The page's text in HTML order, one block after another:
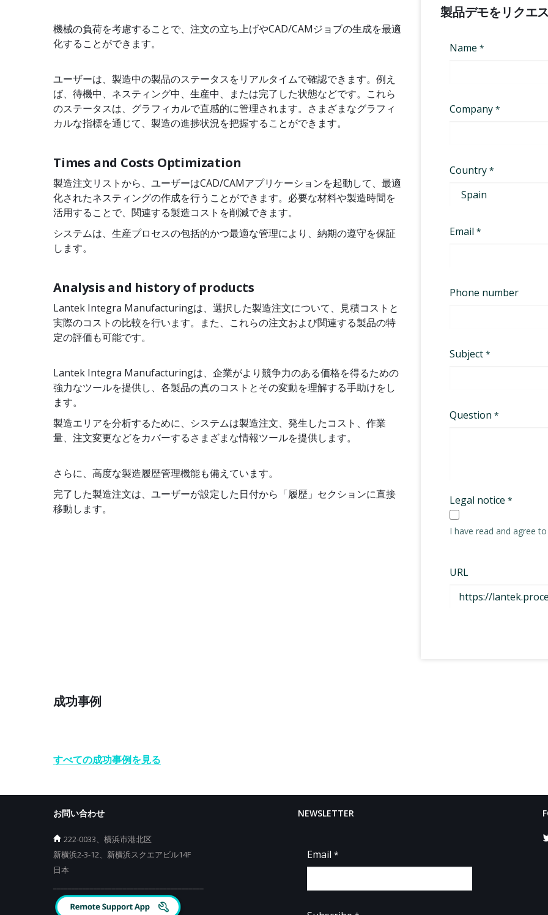
機械の負荷を考慮することで、注文の立ち上げやCAD/CAMジョブの生成を最適
化することができます。
ユーザーは、製造中の製品のステータスをリアルタイムで確認できます。例え
ば、待機中、ネスティング中、生産中、または完了した状態などです。これら
のステータスは、グラフィカルで直感的に管理されます。さまざまなグラフィ
カルな指標を通じて、製造の進捗状況を把握することができます。
Times and Costs Optimization
製造注文リストから、ユーザーはCAD/CAMアプリケーションを起動して、最適
化されたネスティングの作成を行うことができます。必要な材料や製造時間を
活用することで、関連する製造コストを削減できます。
システムは、生産プロセスの包括的かつ最適な管理により、納期の遵守を保証
します。
Analysis and history of products
Lantek Integra Manufacturingは、選択した製造注文について、見積コストと
実際のコストの比較を行います。また、これらの注文および関連する製品の特
定の評価も可能です。
Lantek Integra Manufacturingは、企業がより競争力のある価格を得るための
強力なツールを提供し、各製品の真のコストとその変動を理解する手助けをし
ます。
製造エリアを分析するために、システムは製造注文、発生したコスト、作業
量、注文変更などをカバーするさまざまな情報ツールを提供します。
さらに、高度な製造履歴管理機能も備えています。
完了した製造注文は、ユーザーが設定した日付から「履歴」セクションに直接
移動します。
製品デモをリクエ
成功事例
すべての成功事例を見る
お問い合わせ
222-0033、横浜市港北区
新横浜2-3-12、新横浜スクエアビル14F
日本
NEWSLETTER